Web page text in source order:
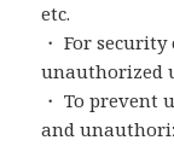
etc.
・ For
unauthorized
・ To prevent
and